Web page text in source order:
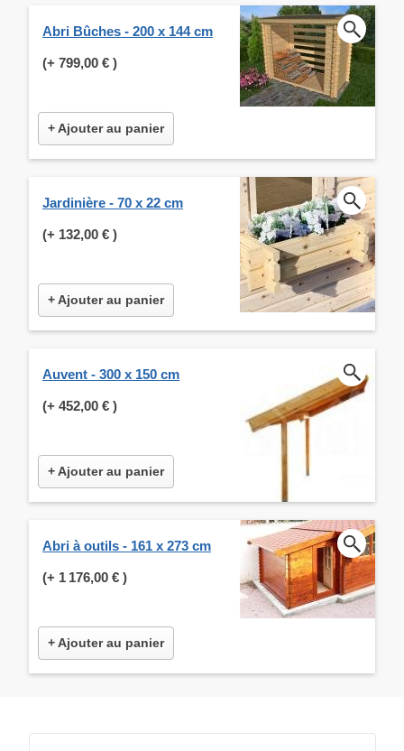
Abri Bûches - 200 x 144 cm
(+ 799,00 € )
+ Ajouter au panier
Jardinière - 70 x 22 cm
(+ 132,00 € )
+ Ajouter au panier
Auvent - 300 x 150 cm
(+ 452,00 € )
+ Ajouter au panier
Abri à outils - 161 x 273 cm
(+ 1 176,00 € )
+ Ajouter au panier